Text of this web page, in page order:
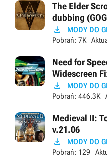
The Elder
dubbing
 MODY DO
Pobrań: 7K
Need for
Widescreen
 MODY DO
Pobrań: 446.3K
Medieval II:
v.21.06
 MODY DO
Pobrań: 129